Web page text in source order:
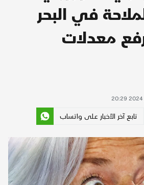
في البحر
معدلات
تابع آخر الأخبار على واتساب